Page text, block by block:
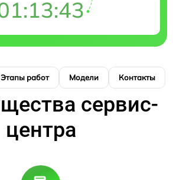
Этапы работ Модели Контакты
сервис-
центра